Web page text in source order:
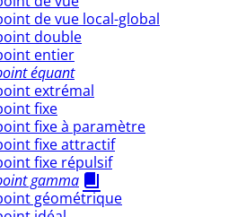
de vue local-global
double
entier
équant
extrémal
fixe
fixe à paramètre
fixe attractif
fixe répulsif
gamma
géométrique